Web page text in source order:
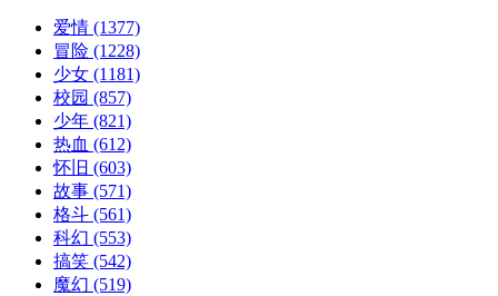
爱情 (1377)
冒险 (1228)
少女 (1181)
校园 (857)
少年 (821)
热血 (612)
怀旧 (603)
故事 (571)
格斗 (561)
科幻 (553)
搞笑 (542)
魔幻 (519)